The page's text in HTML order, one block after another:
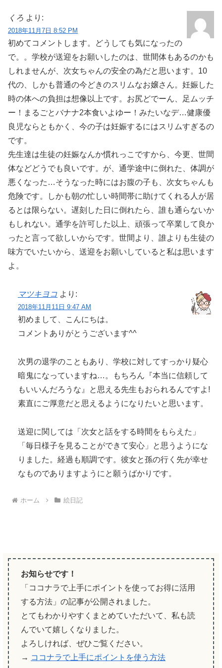
くろ より:
2018年11月7日 8:52 PM
初めてコメントします。どうしても気になったの
で。。学校が送迎をお願いしたのは、世間体もあるのかも
しれませんが、次女ちゃんの安全の為だと思います。10
代の、しかも普通の今どきのスリムなお嬢さん。妊娠した
時の体への負担は想像以上です。お尻どでーん、足ムッチ
ー！まるごとバナナ2本食いよゆー！みたいなデ…健康優
良児ならともかく、今の子は妊娠するにはスリムすぎるの
です。
先生達は生徒の妊娠なんか慣れっこですから、今更、世間
体などどうでも良いです。が、通学途中に倒れた、体調が
悪くなった…そうなった時にはお腹の子も、次女ちゃんも
危険です。しかも朝の忙しい時間帯に助けてくれる人が居
るとは限らない。遅刻した日に倒れたら、誰も通らないか
もしれない。通学を許可した以上、頑張って卒業して良か
ったと言って欲しいからです。世間より、誰よりも生徒の
味方でいたいから、送迎をお願いしていると私は思います
よ。
マツキヨコ より:
2018年11月11日 9:47 AM
初めまして、こんにちは。
コメントありがとうございます^^
次男の退学のこともあり、学校に対してすっかり疑心
暗鬼になっていますね…。もちろん『本当に信頼して
もいいんだろうな』と思える先生もおられるんですよ!
素直にご厚意だと思えるようになりたいと思います。
送迎に関しては「次女と話をする時間をもらえた」
「毎日様子を見ることができて安心」と思うようにな
りました。経過も順調です。彼女と孫の行く先が幸せ
なものでありますようにと願うばかりです。
ホーム 絵日記
お知らせです！
「ココナラで上手にポイントを使ってお得に活用
する方法」の記事が公開されました。
とてもわかりやすくまとめていただいて、私も読
んでいて嬉しくなりました。
よろしければ、ぜひご覧ください。
→ ココナラで上手にポイントを使う方法